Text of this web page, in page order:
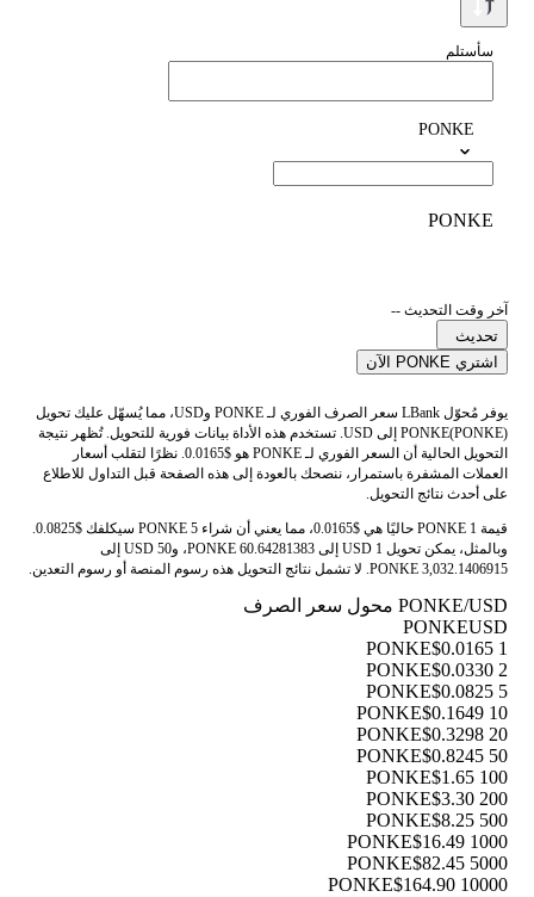
سأستلم
PONKE
PONKE
آخر وقت التحديث --
تحديث
اشتري PONKE الآن
يوفر مُحوّل LBank سعر الصرف الفوري لـ PONKE وUSD، مما يُسهّل عليك تحويل
PONKE(PONKE) إلى USD. تستخدم هذه الأداة بيانات فورية للتحويل. تُظهر نتيجة
التحويل الحالية أن السعر الفوري لـ PONKE هو $0.0165. نظرًا لتقلب أسعار
العملات المشفرة باستمرار، ننصحك بالعودة إلى هذه الصفحة قبل التداول للاطلاع
على أحدث نتائج التحويل.
قيمة 1 PONKE حاليًا هي $0.0165، مما يعني أن شراء 5 PONKE سيكلفك $0.0825.
وبالمثل، يمكن تحويل 1 USD إلى 60.64281383 PONKE، و50 USD إلى
3,032.1406915 PONKE. لا تشمل نتائج التحويل هذه رسوم المنصة أو رسوم التعدين.
PONKE/USD محول سعر الصرف
PONKEUSD
1 PONKE
$0.0165
2 PONKE
$0.0330
5 PONKE
$0.0825
10 PONKE
$0.1649
20 PONKE
$0.3298
50 PONKE
$0.8245
100 PONKE
$1.65
200 PONKE
$3.30
500 PONKE
$8.25
1000 PONKE
$16.49
5000 PONKE
$82.45
10000 PONKE
$164.90